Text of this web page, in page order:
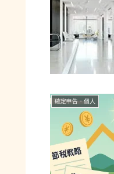
確定申告・個人